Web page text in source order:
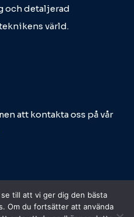
och detaljerad
värld.
att kontakta oss på vår
till att vi ger dig den bästa
Om du fortsätter att använda